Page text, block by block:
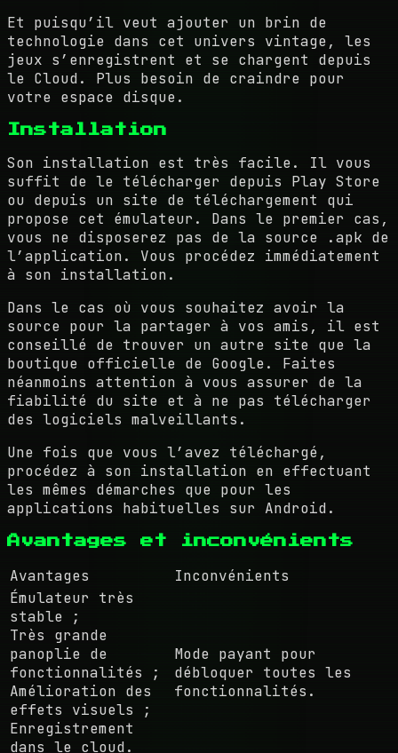
Et puisqu’il veut ajouter un brin de
technologie dans cet univers vintage, les
jeux s’enregistrent et se chargent depuis
le Cloud. Plus besoin de craindre pour
votre espace disque.
Installation
Son installation est très facile. Il vous
suffit de le télécharger depuis Play Store
ou depuis un site de téléchargement qui
propose cet émulateur. Dans le premier cas,
vous ne disposerez pas de la source .apk de
l’application. Vous procédez immédiatement
à son installation.
Dans le cas où vous souhaitez avoir la
source pour la partager à vos amis, il est
conseillé de trouver un autre site que la
boutique officielle de Google. Faites
néanmoins attention à vous assurer de la
fiabilité du site et à ne pas télécharger
des logiciels malveillants.
Une fois que vous l’avez téléchargé,
procédez à son installation en effectuant
les mêmes démarches que pour les
applications habituelles sur Android.
Avantages et inconvénients
Avantages
Inconvénients
Émulateur très
stable ;
Très grande
panoplie de
fonctionnalités ;
Amélioration des
effets visuels ;
Enregistrement
dans le cloud.
Mode payant pour
débloquer toutes les
fonctionnalités.